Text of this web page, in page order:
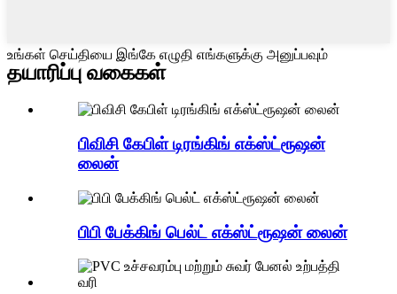
உங்கள் செய்தியை இங்கே எழுதி எங்களுக்கு அனுப்பவும்
தயாரிப்பு வகைகள்
பிவிசி கேபிள் டிரங்கிங் எக்ஸ்ட்ரூஷன்
லைன்
பிபி பேக்கிங் பெல்ட் எக்ஸ்ட்ரூஷன் லைன்